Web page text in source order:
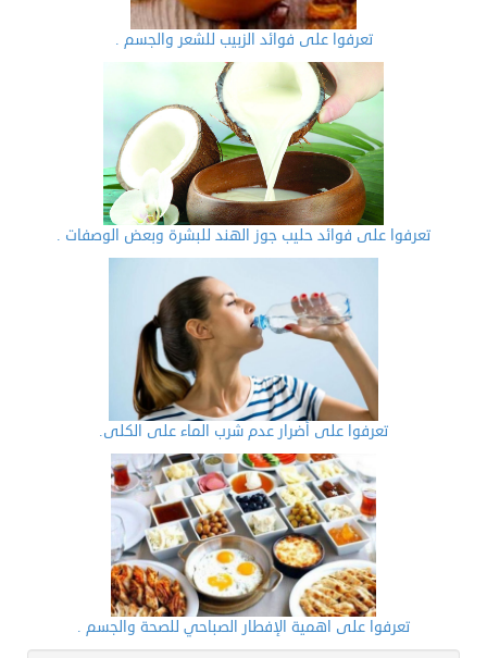
تعرفوا على فوائد الزبيب للشعر والجسم .
تعرفوا على فوائد حليب جوز الهند للبشرة وبعض الوصفات .
تعرفوا على أضرار عدم شرب الماء على الكلى.
تعرفوا على اهمية الإفطار الصباحي للصحة والجسم .